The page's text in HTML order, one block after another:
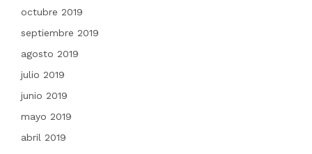
octubre 2019
septiembre 2019
agosto 2019
julio 2019
junio 2019
mayo 2019
abril 2019